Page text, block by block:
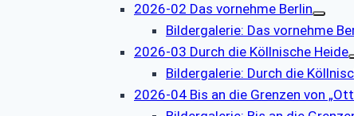
2026-02 Das vornehme Berlin
Bildergalerie: Das vornehme
2026-03 Durch die Köllnische Heide
Bildergalerie: Durch die
2026-04 Bis an die Grenzen von